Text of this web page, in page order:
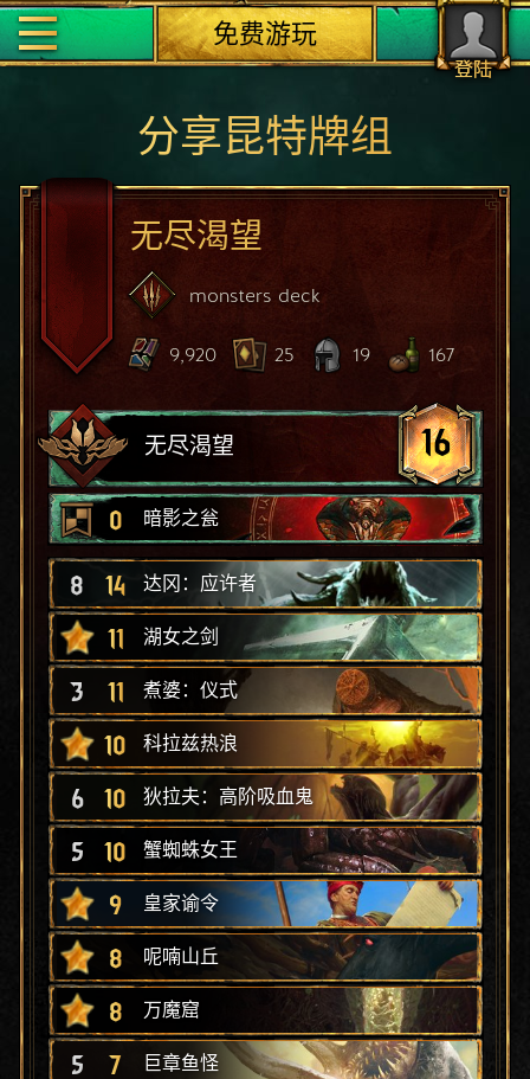
登陆
免费游玩
分享昆特牌组
无尽渴望
monsters deck
9,920 25 19 167
无尽渴望 16
0 暗影之瓮
8 14 达冈：应许者
11 湖女之剑
3 11 煮婆：仪式
10 科拉兹热浪
6 10 狄拉夫：高阶吸血鬼
5 10 蟹蜘蛛女王
9 皇家谕令
8 呢喃山丘
8 万魔窟
5 7 巨章鱼怪